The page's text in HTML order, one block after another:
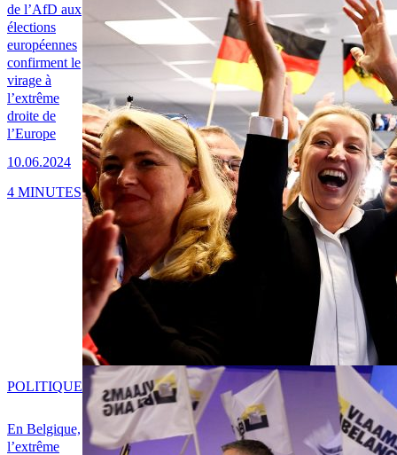
de l’AfD aux
élections
européennes
confirment le
virage à
l’extrême
droite de
l’Europe
10.06.2024
4 MINUTES
En Belgique,
l’extrême
POLITIQUE